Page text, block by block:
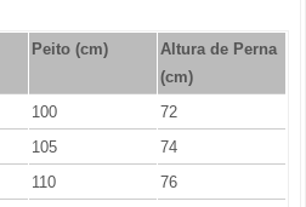
Peito (cm)
Altura de Perna
(cm)
100
72
105
74
110
76